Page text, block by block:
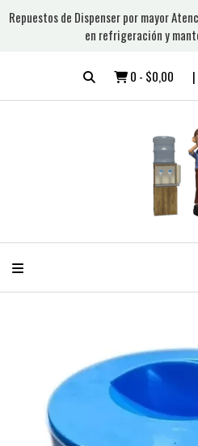
Repuestos de Dispenser por mayor
en refrigeración y
0 - $0,00